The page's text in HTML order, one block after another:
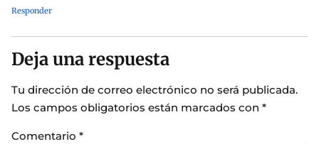
Responder
Deja una respuesta
Tu dirección de correo electrónico no será publicada.
Los campos obligatorios están marcados con *
Comentario *